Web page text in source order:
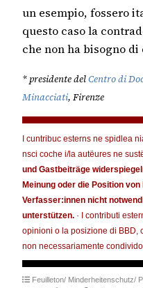
un esempio, fossero
questo caso la
che non ha bisogno
* presidente delCentro di
Minacciati, Firenze
I cuntribuc esterns ne spidlea
nsci coche i/la autëures ne
und Gastbeiträge
Meinung oder die Position
Verfasser:innen nicht
unterstützen. · I contributi
opinioni o la posizione di BBD,
non necessariamente
Feuilleton/ Minderheitenschutz/